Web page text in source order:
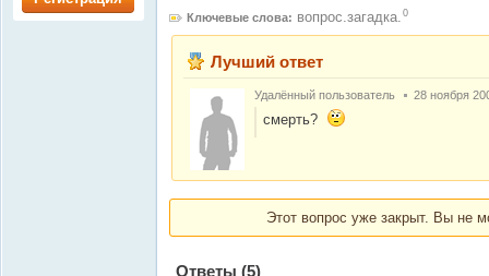
Ключевые слова: вопрос.загадка. 0
Лучший ответ
Удалённый пользователь 28 ноября
смерть?
Этот вопрос уже закрыт. Вы не
Ответы (5)